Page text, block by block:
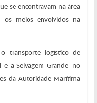
se encontravam na área
os meios envolvidos na
transporte logístico de
e a Selvagem Grande, no
da Autoridade Marítima